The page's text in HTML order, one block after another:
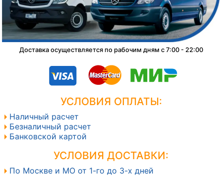
Доставка осуществляется по рабочим дням с 7:00 - 22:00
УСЛОВИЯ ОПЛАТЫ:
Наличный расчет
Безналичный расчет
Банковской картой
УСЛОВИЯ ДОСТАВКИ:
По Москве и МО от 1-го до 3-х дней